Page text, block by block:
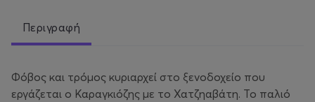
Περιγραφή
Φόβος και τρόμος κυριαρχεί στο ξενοδοχείο που
εργάζεται ο Καραγκιόζης με το Χατζηαβάτη. Το παλιό